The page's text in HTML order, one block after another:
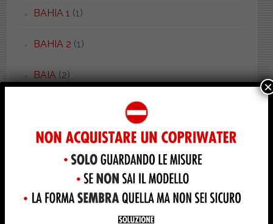
BAHIA 1 (1)
BAHIA 2 (1)
BAIA(2)
BALZANA(2)
(1)
BELLA EPOQUE(8)
×